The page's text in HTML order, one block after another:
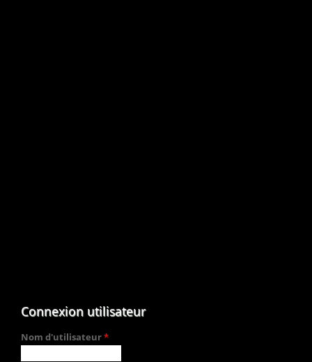
Connexion utilisateur
Nom d'utilisateur*